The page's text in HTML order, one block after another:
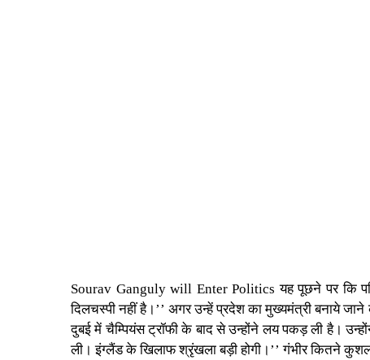
Sourav Ganguly will Enter Politics यह पूछने पर कि
दिलचस्पी नहीं है।’’ अगर उन्हें प्रदेश का मुख्यमंत्री बनाये
दुबई में चैम्पियंस ट्रॉफी के बाद से उन्होंने लय पकड़ ली है।
ली। इंग्लैंड के खिलाफ श्रृंखला बड़ी होगी।’’ गंभीर कितने